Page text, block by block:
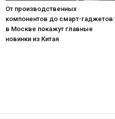
От производственных
компонентов до смарт-гаджетов:
в Москве покажут главные
новинки из Китая